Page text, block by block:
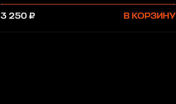
3 250 ₽ В КОРЗИНУ